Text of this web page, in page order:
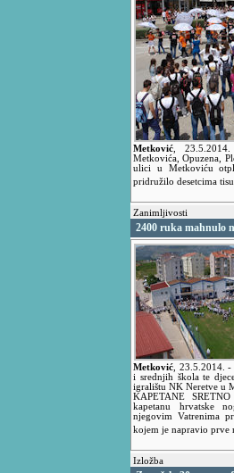
Metković
Metkovića, Opuzena,
ulici u Metkoviću
pridružilo desetcima
Zanimljivosti
2400 ruka mahnulo
Metković 23.5.2014.-
i srednjih škola te
igralištu NK Neretve u
KAPETANE
kapetanu hrvatske
njegovim Vatrenima
kojem je napravio prve
Izložba